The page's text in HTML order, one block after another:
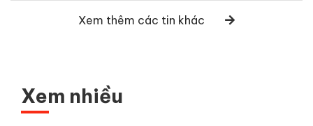
Xem thêm các tin khác
Xem nhiều